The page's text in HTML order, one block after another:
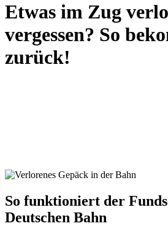
Etwas im Zug
vergessen? So
zurück!
So funktioniert der
Deutschen Bahn